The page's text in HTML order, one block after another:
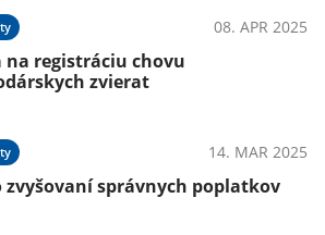
08. APR 2025
na registráciu chovu
zvierat
14. MAR 2025
zvyšovaní správnych poplatkov